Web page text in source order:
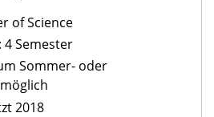
of Science
4 Semester
Sommer- oder
2018